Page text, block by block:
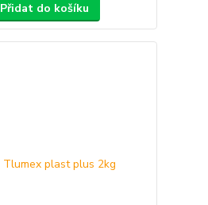
Přidat do košíku